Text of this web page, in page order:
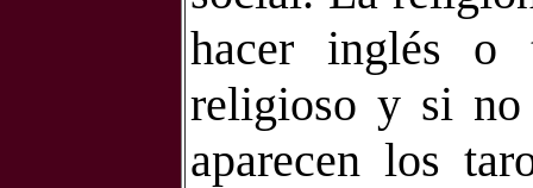
hacer inglés o
religioso y si no
aparecen los